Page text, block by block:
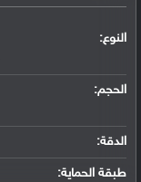
النوع:
الحجم:
الدقة:
طبقة الحماية: